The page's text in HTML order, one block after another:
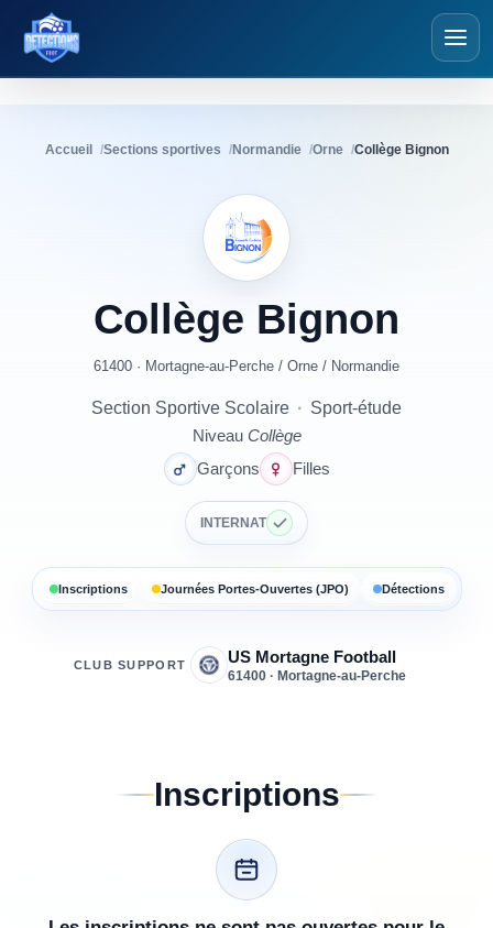
Détections Foot
Accueil Sections sportives Normandie Orne Collège Bignon
Collège Bignon
61400 · Mortagne-au-Perche / Orne / Normandie
Section Sportive Scolaire · Sport-étude
Niveau Collège
Garçons
Filles
INTERNAT
Inscriptions Journées Portes-Ouvertes (JPO) Détections
CLUB SUPPORT US Mortagne Football
61400 · Mortagne-au-Perche
Inscriptions